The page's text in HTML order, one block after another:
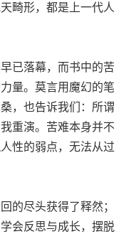
畸形，都是上一代人
已落幕，而书中的苦
量。莫言用魔幻的笔
，也告诉我们：所谓
重演。苦难本身并不
性的弱点，无法从过
尽头获得了释然；
会反思与成长，摆脱